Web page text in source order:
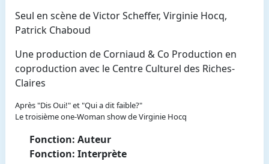
Seul en scène de Victor Scheffer, Virginie Hocq,
Patrick Chaboud
Une production de Corniaud & Co Production en
coproduction avec le Centre Culturel des Riches-
Claires
Après "Dis Oui!" et "Qui a dit faible?"
Le troisième one-Woman show de Virginie Hocq
Fonction: Auteur
Fonction: Interprète